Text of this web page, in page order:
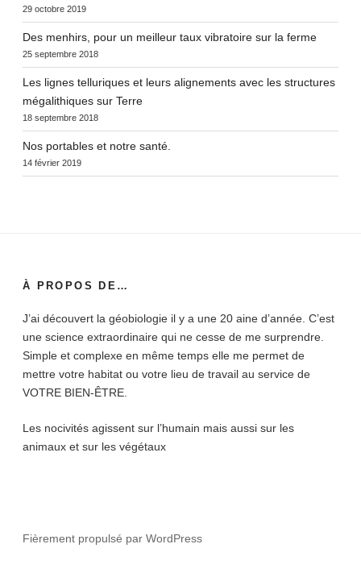
29 octobre 2019
Des menhirs, pour un meilleur taux vibratoire sur la ferme
25 septembre 2018
Les lignes telluriques et leurs alignements avec les structures
mégalithiques sur Terre
18 septembre 2018
Nos portables et notre santé.
14 février 2019
À PROPOS DE…
J’ai découvert la géobiologie il y a une 20 aine d’année. C’est
une science extraordinaire qui ne cesse de me surprendre.
Simple et complexe en même temps elle me permet de
mettre votre habitat ou votre lieu de travail au service de
VOTRE BIEN-ÊTRE.
Les nocivités agissent sur l’humain mais aussi sur les
animaux et sur les végétaux
Fièrement propulsé par WordPress